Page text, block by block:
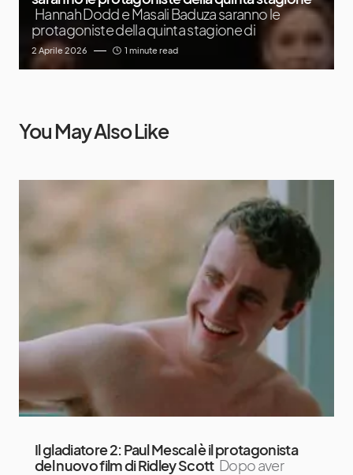
Hannah Dodd e Masali Baduza saranno le
protagoniste della quinta stagione di
2 Aprile 2026 1 minute read
You May Also Like
Il gladiatore 2: Paul Mescal è il protagonista
del nuovo film di Ridley Scott Dopo aver